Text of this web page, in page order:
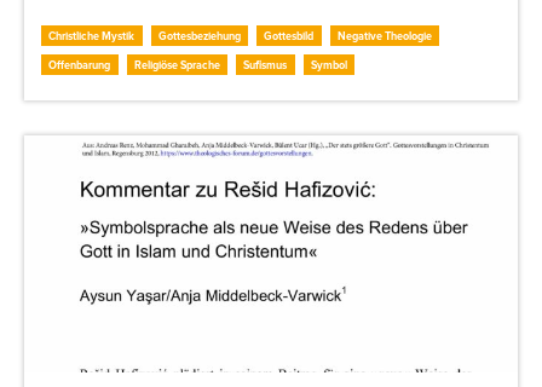
Christliche Mystik Gottesbeziehung Gottesbild
Negative Theologie
Offenbarung
Religiöse Sprache Sufismus Symbol